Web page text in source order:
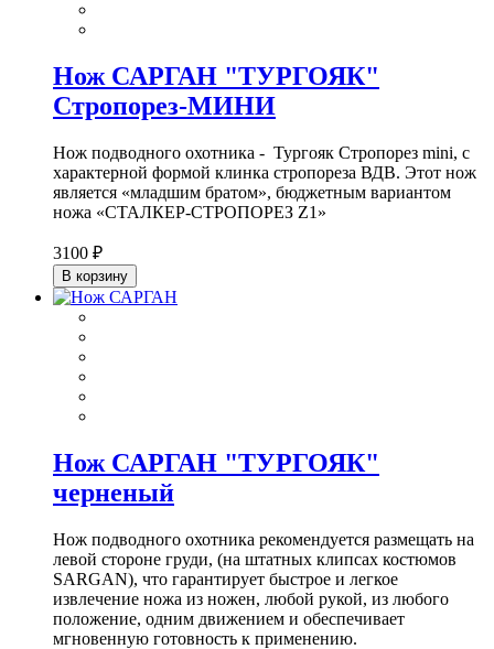
Нож САРГАН "ТУРГОЯК"
Стропорез-МИНИ
Нож подводного охотника - Тургояк Стропорез mini, с
характерной формой клинка стропореза ВДВ. Этот нож
является «младшим братом», бюджетным вариантом
ножа «СТАЛКЕР-СТРОПОРЕЗ Z1»
3100 ₽
В корзину
Нож САРГАН "ТУРГОЯК"
черненый
Нож подводного охотника рекомендуется размещать на
левой стороне груди, (на штатных клипсах костюмов
SARGAN), что гарантирует быстрое и легкое
извлечение ножа из ножен, любой рукой, из любого
положение, одним движением и обеспечивает
мгновенную готовность к применению.